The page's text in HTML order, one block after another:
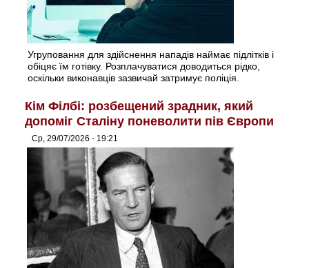
Угруповання для здійснення нападів наймає підлітків і
обіцяє їм готівку. Розплачуватися доводиться рідко,
оскільки виконавців зазвичай затримує поліція.
Кім Філбі: розбещений зрадник, який
допоміг Сталіну поневолити пів Європи
Ср, 29/07/2026 - 19:21